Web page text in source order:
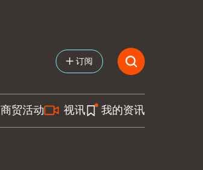
订阅
商贸活动 视讯 我的资讯